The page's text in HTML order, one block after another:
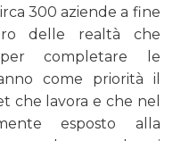
300 aziende a fine
delle realtà che
completare le
come priorità il
che lavora e che nel
esposto alla